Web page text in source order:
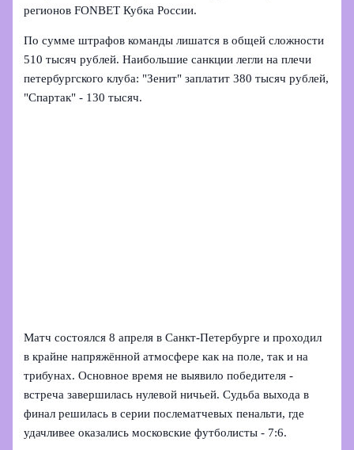
регионов FONBET Кубка России.
По сумме штрафов команды лишатся в общей сложности
510 тысяч рублей. Наибольшие санкции легли на плечи
петербургского клуба: "Зенит" заплатит 380 тысяч рублей,
"Спартак" - 130 тысяч.
Матч состоялся 8 апреля в Санкт‑Петербурге и проходил
в крайне напряжённой атмосфере как на поле, так и на
трибунах. Основное время не выявило победителя -
встреча завершилась нулевой ничьей. Судьба выхода в
финал решилась в серии послематчевых пенальти, где
удачливее оказались московские футболисты - 7:6.